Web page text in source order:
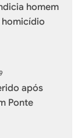
homem
após
Ponte